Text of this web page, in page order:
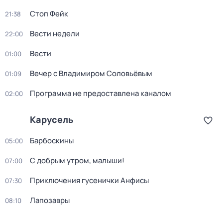
21:38 Стоп Фейк
22:00 Вести недели
01:00 Вести
01:09 Вечер с Владимиром Соловьёвым
02:00 Программа не предоставлена каналом
Карусель
05:00 Барбоскины
07:00 С добрым утром, малыши!
07:30 Приключения гусенички Анфисы
08:10 Лапозавры